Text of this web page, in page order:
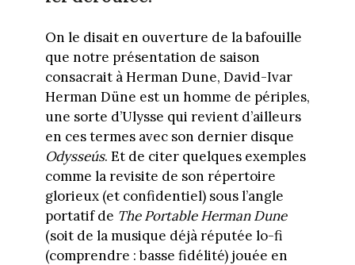
On le disait en ouverture de la bafouille
que notre présentation de saison
consacrait à Herman Dune, David-Ivar
Herman Düne est un homme de périples,
une sorte d’Ulysse qui revient d’ailleurs
en ces termes avec son dernier disque
Odysseús. Et de citer quelques exemples
comme la revisite de son répertoire
glorieux (et confidentiel) sous l’angle
portatif de The Portable Herman Dune
(soit de la musique déjà réputée lo-fi
(comprendre : basse fidélité) jouée en